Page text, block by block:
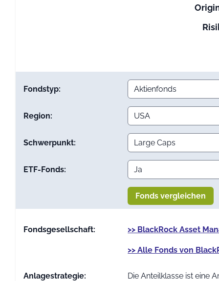
Fondstyp:
Region:
Schwerpunkt:
ETF-Fonds:
Fonds vergleichen
Fondsgesellschaft: >> BlackRock Asset
>> Alle Fonds von
Anlage­strategie:
Die Anteilklasse ist eine